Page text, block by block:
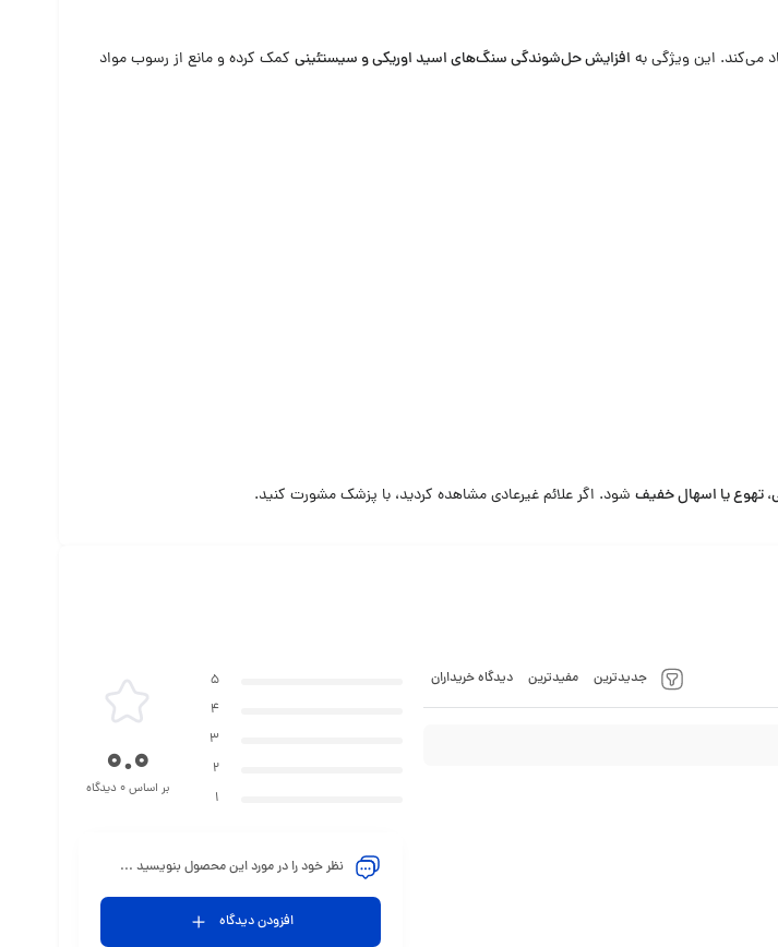
افزایش حل‌شوندگی سنگ‌های اسید اوریکی و سیستئینی کمک کرده و مانع از رسوب مواد
تهوع یا اسهال خفیف شود. اگر علائم غیرعادی مشاهده کردید، با پزشک مشورت کنید.
جدیدترین مفیدترین دیدگاه خریداران
5
4
3
2
1
0.0
بر اساس 0 دیدگاه
نظر خود را در مورد این محصول بنویسید ...
افزودن دیدگاه